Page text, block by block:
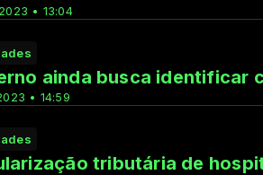
• 13:04
• 14:59
ainda busca identificar
tributária de